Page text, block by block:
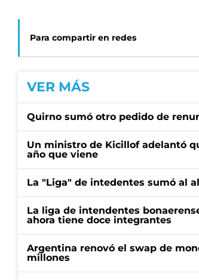
Para compartir en redes
VER MÁS
Quirno sumó otro pedido de
Un ministro de Kicillof adelantó
año que viene
La "Liga" de intedentes sumó al
La liga de intendentes
ahora tiene doce integrantes
Argentina renovó el swap de
millones